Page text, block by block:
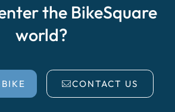
the BikeSquare
world?
CONTACT US